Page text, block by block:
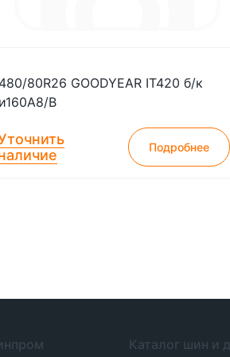
480/80R26 GOODYEAR IT420 б/к
и160А8/В
Подробнее
Каталог шин и